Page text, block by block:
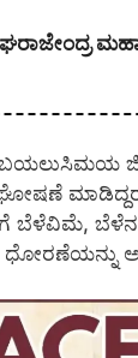
ಘೋಷಣೆ
ಬೆಳೆವಿಮೆ,